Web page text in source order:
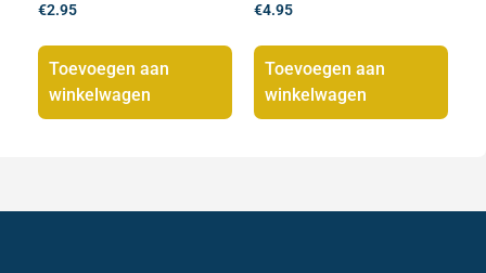
€2.95
Toevoegen aan
winkelwagen
€4.95
Toevoegen aan
winkelwagen